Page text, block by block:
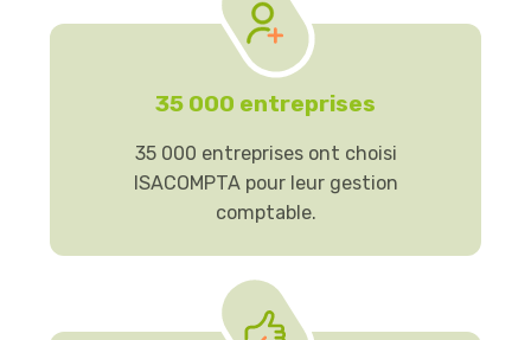
35 000 entreprises
35 000 entreprises ont choisi
ISACOMPTA pour leur gestion
comptable.